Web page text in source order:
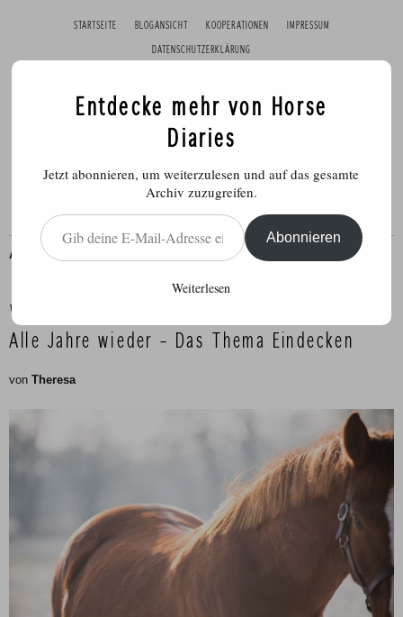
STARTSEITE BLOGANSICHT KOOPERATIONEN IMPRESSUM
DATENSCHUTZERKLÄRUNG
ALLGEMEIN PFERDE,
Veröffentlicht am
Alle Jahre wieder – Das Thema Eindecken
von Theresa
Entdecke mehr von Horse
Diaries
Jetzt abonnieren, um weiterzulesen und auf das gesamte
Archiv zuzugreifen.
Gib deine E-Mail-Adresse ein ...
Abonnieren
Weiterlesen